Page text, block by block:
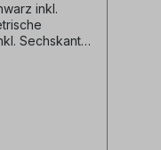
inkl.
Sechskant